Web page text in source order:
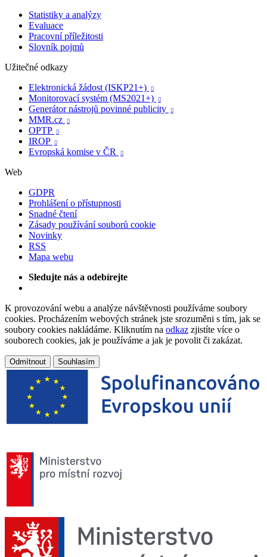
Statistiky a analýzy
Evaluace
Pracovní příležitosti
Slovník pojmů
Užitečné odkazy
Elektronická žádost (ISKP21+)

Monitorovací systém (MS2021+) 
Generátor nástrojů povinné publicity 
MMR.cz 
OPTP 
IROP 
Evropská komise v ČR 
Web
GDPR
Prohlášení o přístupnosti
Snadné čtení
Zásady používání souborů cookie
Novinky
RSS
Mapa webu
Sledujte nás a odebírejte
K provozování webu a analýze návštěvnosti používáme soubory
cookies. Procházením webových stránek jste srozuměni s tím, jak se
soubory cookies nakládáme. Kliknutím na odkaz zjistíte více o
souborech cookies, jak je používáme a jak je povolit či zakázat.
Odmítnout Souhlasím